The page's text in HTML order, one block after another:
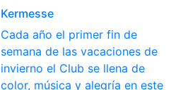
Kermesse
Cada año el primer fin de
semana de las vacaciones de
invierno el Club se llena de
color, música y alegría en este